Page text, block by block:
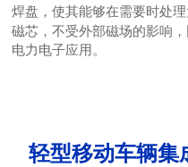
焊盘，使其能够在需要时处理
磁芯，不受外部磁场的影响
电力电子应用。
轻型移动车辆集